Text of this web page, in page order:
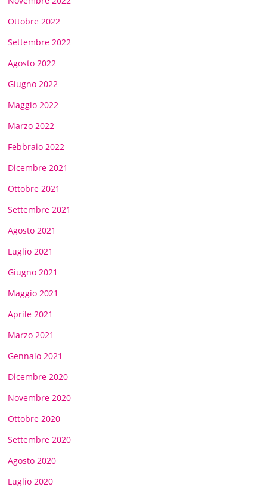
Ottobre 2022
Settembre 2022
Agosto 2022
Giugno 2022
Maggio 2022
Marzo 2022
Febbraio 2022
Dicembre 2021
Ottobre 2021
Settembre 2021
Agosto 2021
Luglio 2021
Giugno 2021
Maggio 2021
Aprile 2021
Marzo 2021
Gennaio 2021
Dicembre 2020
Novembre 2020
Ottobre 2020
Settembre 2020
Agosto 2020
Luglio 2020